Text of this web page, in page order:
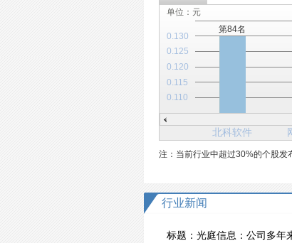
单位：元
北科软件
0.110
0.115
0.120
0.125
0.130
第84名
注：当前行业中超过30%的个股发
行业新闻
标题： 光庭信息：公司多年